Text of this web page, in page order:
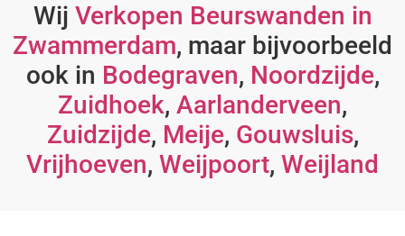
Wij Verkopen Beurswanden in
Zwammerdam, maar bijvoorbeeld
ook in Bodegraven, Noordzijde,
Zuidhoek, Aarlanderveen,
Zuidzijde, Meije, Gouwsluis,
Vrijhoeven, Weijpoort, Weijland